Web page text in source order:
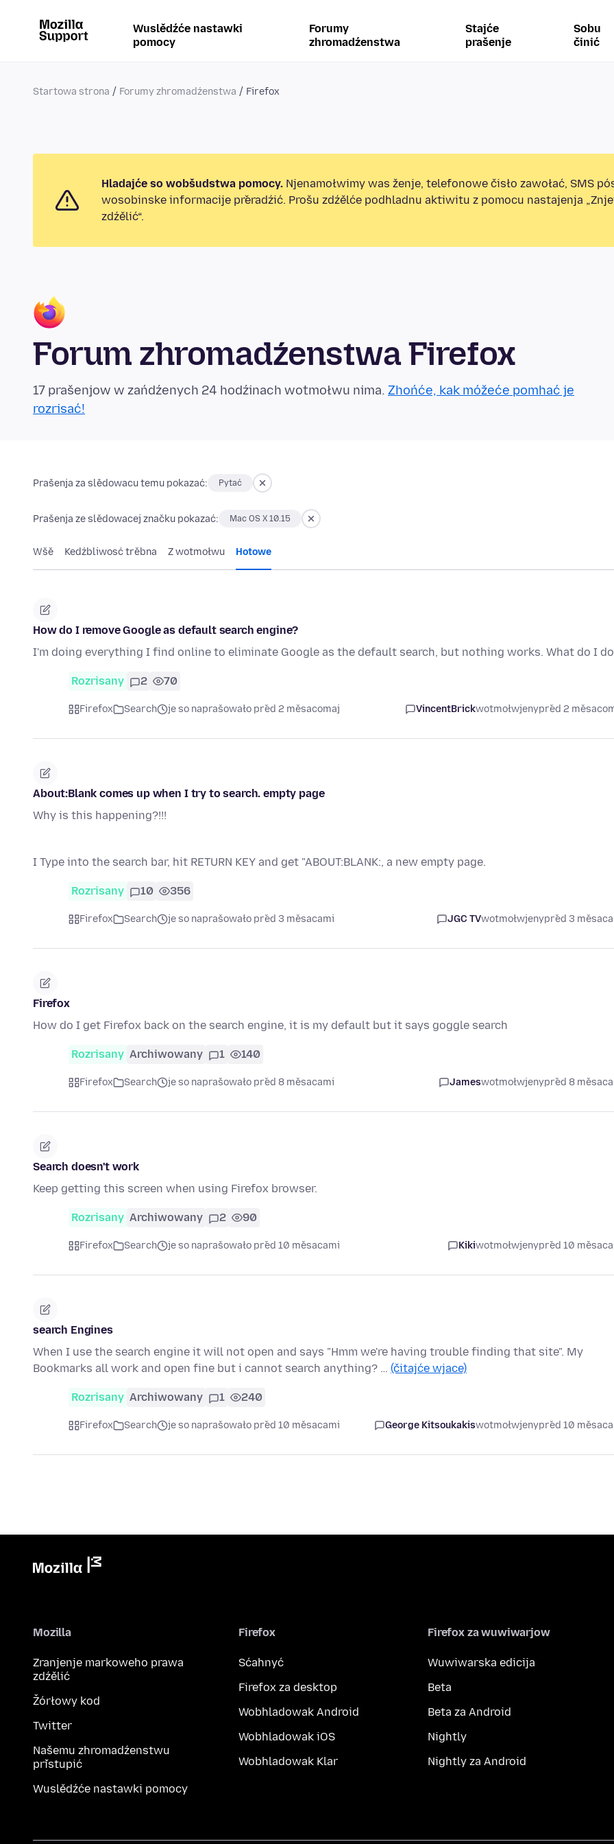
Wuslědźće nastawki
pomocy
Forumy
zhromadźenstwa
Stajće
prašenje
Sobu
činić
Startowa strona Forumy zhromadźenstwa Firefox
Hladajće so wobšudstwa pomocy. Njenamołwimy was ženje, telefonowe čisło zawołać, SMS
wosobinske informacije přeradźić. Prošu zdźělće podhladnu aktiwitu z pomocu nastajenja
zdźělić“.
Forum zhromadźenstwa Firefox
17 prašenjow w zańdźenych 24 hodźinach wotmołwu nima. Zhońće, kak móžeće pomhać je
rozrisać!
Prašenja za slědowacu temu pokazać: Pytać
Prašenja ze slědowacej značku pokazać: Mac OS X 10.15
Wšě Kedźbliwosć trěbna Z wotmołwu Hotowe
How do I remove Google as default search engine?
I'm doing everything I find online to eliminate Google as the default search, but nothing works. What do I
Rozrisany 2 70
Firefox Search je so naprašowało před 2 měsacomaj VincentBrickwotmołwjenypřed 2
About:Blank comes up when I try to search. empty page
Why is this happening?!!!
I Type into the search bar, hit RETURN KEY and get "ABOUT:BLANK:, a new empty page.
Rozrisany 10 356
Firefox Search je so naprašowało před 3 měsacami JGC TVwotmołwjenypřed 3
Firefox
How do I get Firefox back on the search engine, it is my default but it says goggle search
Rozrisany Archiwowany 1 140
Firefox Search je so naprašowało před 8 měsacami Jameswotmołwjenypřed 8
Search doesn't work
Keep getting this screen when using Firefox browser.
Rozrisany Archiwowany 2 90
Firefox Search je so naprašowało před 10 měsacami Kikiwotmołwjenypřed 10
search Engines
When I use the search engine it will not open and says "Hmm we're having trouble finding that site". My
Bookmarks all work and open fine but i cannot search anything? … (čitajće wjace)
Rozrisany Archiwowany 1 240
Firefox Search je so naprašowało před 10 měsacami George Kitsoukakiswotmołwjenypřed 10
Mozilla
Zranjenje markoweho prawa
zdźělić
Žórłowy kod
Twitter
Našemu zhromadźenstwu
přistupić
Wuslědźće nastawki pomocy
Firefox
Sćahnyć
Firefox za desktop
Wobhladowak Android
Wobhladowak iOS
Wobhladowak Klar
Firefox za wuwiwarjow
Wuwiwarska edicija
Beta
Beta za Android
Nightly
Nightly za Android